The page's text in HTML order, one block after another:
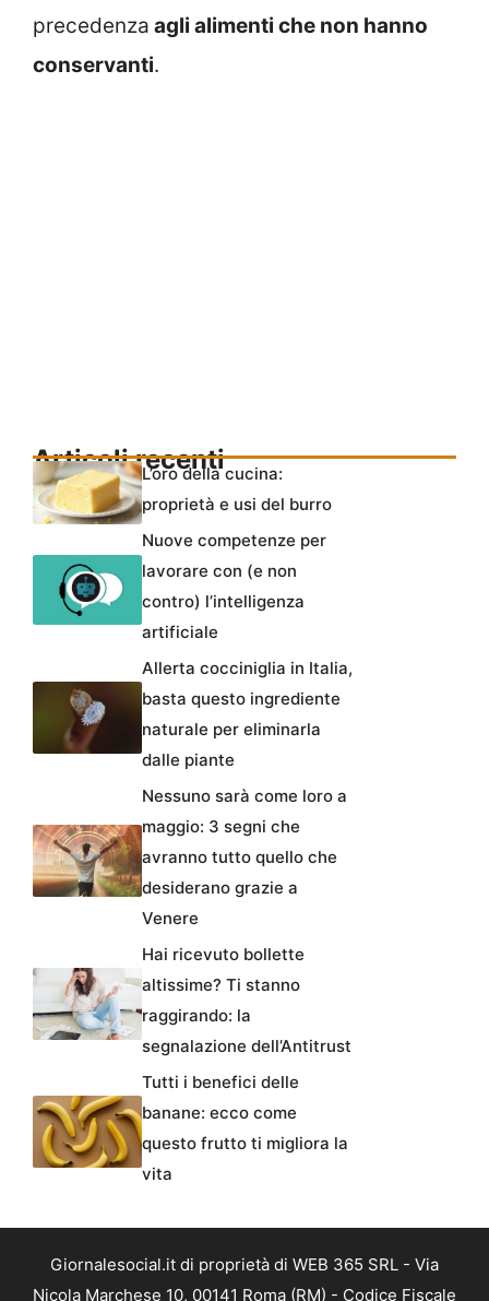
precedenza agli alimenti che non hanno
conservanti.
Articoli recenti
L’oro della cucina:
proprietà e usi del burro
Nuove competenze per
lavorare con (e non
contro) l’intelligenza
artificiale
Allerta cocciniglia in Italia,
basta questo ingrediente
naturale per eliminarla
dalle piante
Nessuno sarà come loro a
maggio: 3 segni che
avranno tutto quello che
desiderano grazie a
Venere
Hai ricevuto bollette
altissime? Ti stanno
raggirando: la
segnalazione dell’Antitrust
Tutti i benefici delle
banane: ecco come
questo frutto ti migliora la
vita
Giornalesocial.it di proprietà di WEB 365 SRL - Via
Nicola Marchese 10, 00141 Roma (RM) - Codice Fiscale